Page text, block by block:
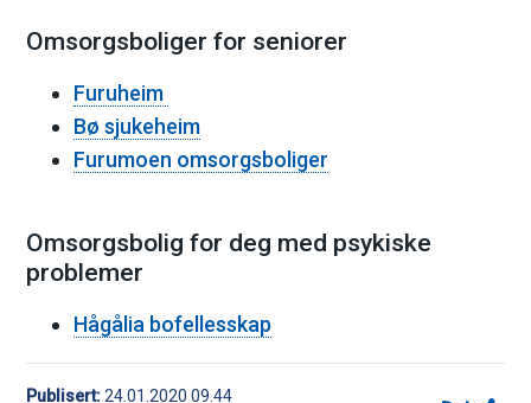
Omsorgsboliger for seniorer
Furuheim
Bø sjukeheim
Furumoen omsorgsboliger
Omsorgsbolig for deg med psykiske
problemer
Hågålia bofellesskap
Publisert 24.01.2020 09.44